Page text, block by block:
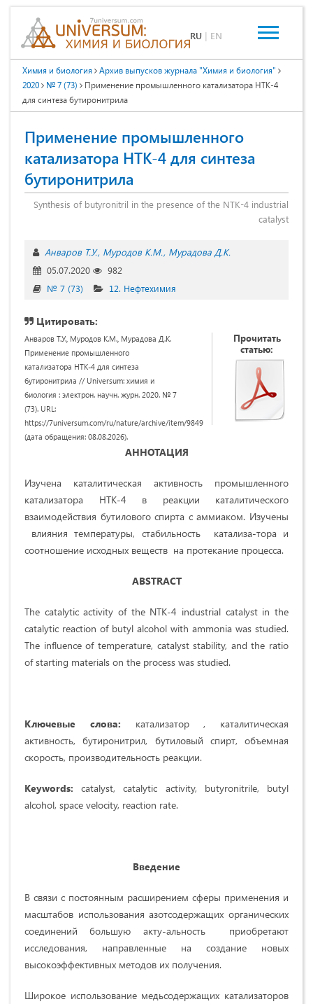
RU | EN
Химия и биология
Архив выпусков журнала "Химия и биология"
2020
№ 7 (73)
Применение промышленного катализатора НТК-4
для синтеза бутиронитрила
Применение промышленного
катализатора НТК-4 для синтеза
бутиронитрила
Synthesis of butyronitril in the presence of the NTK-4 industrial
catalyst
Анваров Т.У. Муродов К.М. Мурадова Д.К.
05.07.2020
982
№ 7 (73)
12. Нефтехимия
Цитировать:
Анваров Т.У., Муродов К.М., Мурадова Д.К.
Применение промышленного
катализатора НТК-4 для синтеза
бутиронитрила // Universum: химия и
биология : электрон. научн. журн. 2020. № 7
(73). URL:
https://7universum.com/ru/nature/archive/item/9849
(дата обращения: 08.08.2026).
Прочитать
статью:
АННОТАЦИЯ
Изучена каталитическая активность промышленного
катализатора НТК-4 в реакции каталитического
взаимодействия бутилового спирта с аммиаком. Изучены
влияния температуры, стабильность катализа-тора и
соотношение исходных веществ на протекание процесса.
ABSTRACT
The catalytic activity of the NTK-4 industrial catalyst in the
catalytic reaction of butyl alcohol with ammonia was studied.
The influence of temperature, catalyst stability, and the ratio
of starting materials on the process was studied.
Ключевые слова: катализатор , каталитическая
активность, бутиронитрил, бутиловый спирт, объемная
скорость, производительность реакции.
Keywords: catalyst, catalytic activity, butyronitrile, butyl
alcohol, space velocity, reaction rate.
Введение
В связи с постоянным расширением сферы применения и
масштабов использования азотсодержащих органических
соединений большую акту-альность приобретают
исследования, направленные на создание новых
высокоэффективных методов их получения.
Широкое использование медьсодержащих катализаторов